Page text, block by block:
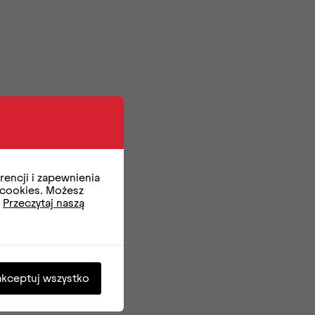
i zapewnienia
Możesz
Przeczytaj naszą
wszystko